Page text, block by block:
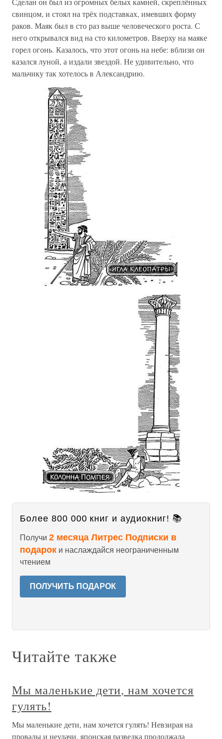
свинцом, и стоял на трёх подставках, имевших форму
раков. Маяк был в сто раз выше человеческого роста. С
него открывался вид на сто километров. Вверху на маяке
горел огонь. Казалось, что этот огонь на небе: вблизи он
казался луной, а издали звездой. Не удивительно, что
мальчику так хотелось в Александрию.
Более 800 000 книг и аудиокниг! 📚
Получи 2 месяца Литрес Подписки в
подарок и наслаждайся неограниченным
чтением
ПОЛУЧИТЬ ПОДАРОК
Читайте также
Мы маленькие дети, нам хочется
гулять!
Мы маленькие дети, нам хочется гулять! Невзирая на
провалы и неудачи, японская разведка продолжала